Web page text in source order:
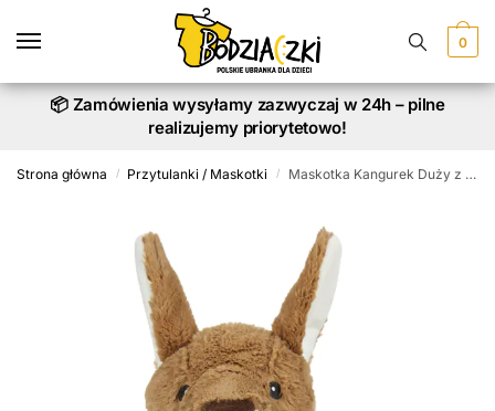
0
📦 Zamówienia wysyłamy zazwyczaj w 24h – pilne
realizujemy priorytetowo!
Strona główna / Przytulanki / Maskotki / Maskotka Kangurek Duży z Twoim Nadrukiem wysokość 42 cm